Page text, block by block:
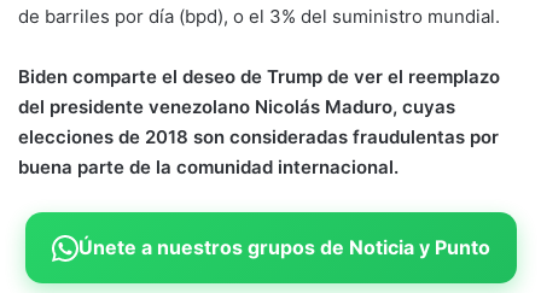
de barriles por día (bpd), o el 3% del suministro mundial.
Biden comparte el deseo de Trump de ver el reemplazo
del presidente venezolano Nicolás Maduro, cuyas
elecciones de 2018 son consideradas fraudulentas por
buena parte de la comunidad internacional.
Únete a nuestros grupos de Noticia y Punto